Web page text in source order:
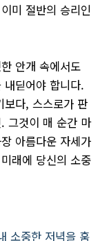
미 절반의 승리인
안개 속에서도
딛어야 합니다.
보다, 스스로가 판
그것이 매 순간 마
아름다운 자세가
래에 당신의 소중
소중한 저녁을 훔